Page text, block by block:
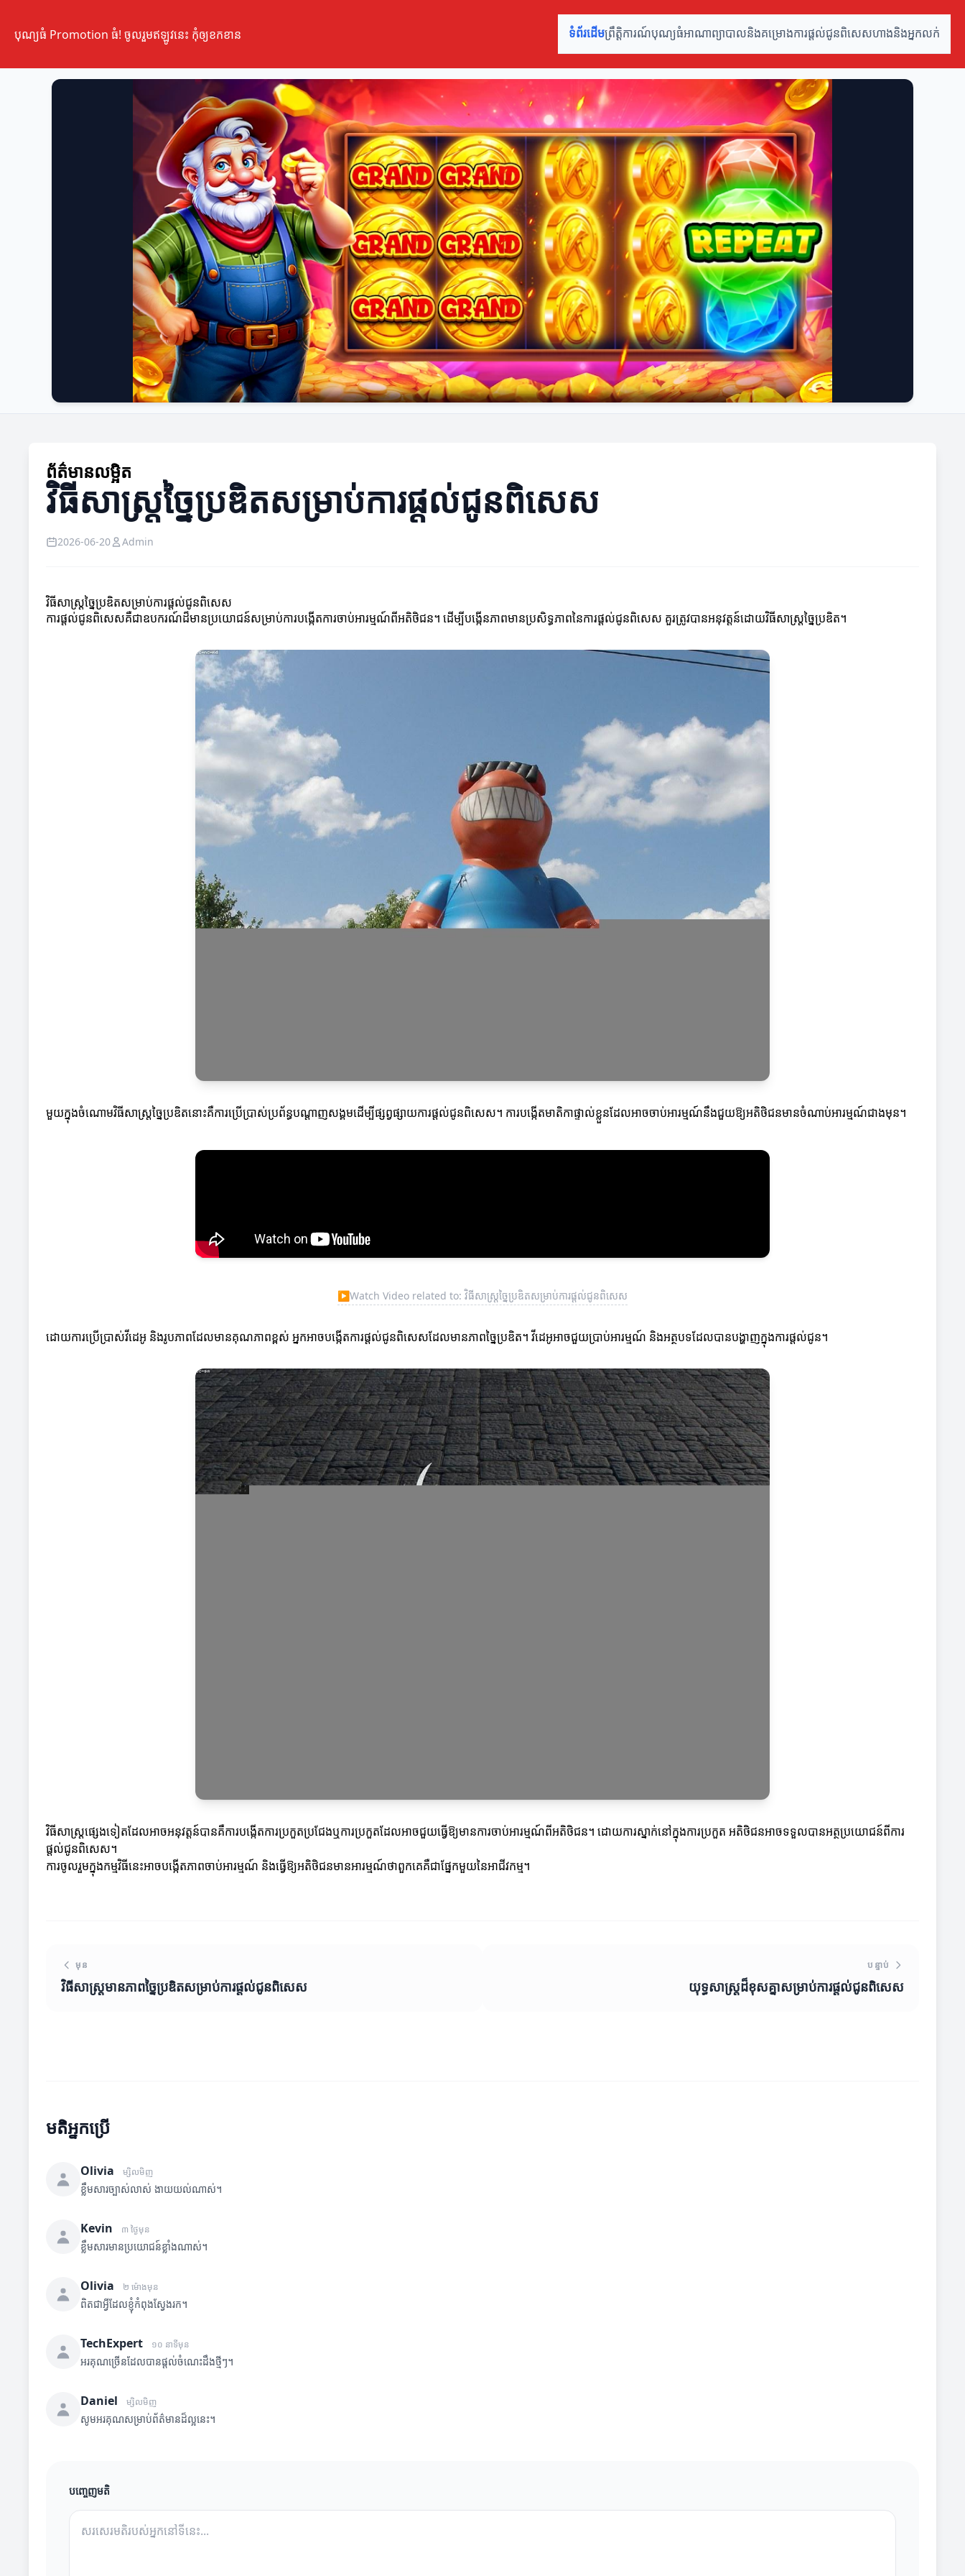
បុណ្យធំ Promotion ធំ! ចូលរួមឥឡូវនេះ កុំឲ្យខកខាន ទំព័រដើមព្រឹត្តិការណ៍បុណ្យធំអាណាព្យាបាលនិងគម្រោងការផ្តល់ជូនពិសេសហាងនិងអ្នកលក់
ព័ត៌មានលម្អិត
វិធីសាស្ត្រច្នៃប្រឌិតសម្រាប់ការផ្តល់ជូនពិសេស
2026-06-20 Admin
វិធីសាស្ត្រច្នៃប្រឌិតសម្រាប់ការផ្តល់ជូនពិសេស
ការផ្តល់ជូនពិសេសគឺជាឧបករណ៍ដ៏មានប្រយោជន៍សម្រាប់ការបង្កើតការចាប់អារម្មណ៍ពីអតិថិជន។ ដើម្បីបង្កើនភាពមានប្រសិទ្ធភាពនៃការផ្តល់ជូនពិសេស គួរត្រូវបានអនុវត្តន៍ដោយវិធីសាស្រ្តច្នៃប្រឌិត។
មួយក្នុងចំណោមវិធីសាស្ត្រច្នៃប្រឌិតនោះគឺការប្រើប្រាស់ប្រព័ន្ធបណ្ដាញសង្គមដើម្បីផ្សព្វផ្សាយការផ្តល់ជូនពិសេស។ ការបង្កើតមាតិកាផ្ទាល់ខ្លួនដែលអាចចាប់អារម្មណ៍នឹងជួយឱ្យអតិថិជនមានចំណាប់អារម្មណ៍ជាងមុន។
▶Watch Video related to: វិធីសាស្ត្រច្នៃប្រឌិតសម្រាប់ការផ្តល់ជូនពិសេស
ដោយការប្រើប្រាស់វីដេអូ និងរូបភាពដែលមានគុណភាពខ្ពស់ អ្នកអាចបង្កើតការផ្តល់ជូនពិសេសដែលមានភាពច្នៃប្រឌិត។ វីដេអូអាចជួយប្រាប់អារម្មណ៍ និងអត្ថបទដែលបានបង្ហាញក្នុងការផ្តល់ជូន។
វិធីសាស្ត្រផ្សេងទៀតដែលអាចអនុវត្តន៍បានគឺការបង្កើតការប្រកួតប្រជែងឬការប្រកួតដែលអាចជួយធ្វើឱ្យមានការចាប់អារម្មណ៍ពីអតិថិជន។ ដោយការស្នាក់នៅក្នុងការប្រកួត អតិថិជនអាចទទួលបានអត្ថប្រយោជន៍ពីការ
ផ្តល់ជូនពិសេស។
ការចូលរួមក្នុងកម្មវិធីនេះអាចបង្កើតភាពចាប់អារម្មណ៍ និងធ្វើឱ្យអតិថិជនមានអារម្មណ៍ថាពួកគេគឺជាផ្នែកមួយនៃអាជីវកម្ម។
មុន
វិធីសាស្រ្តមានភាពច្នៃប្រឌិតសម្រាប់ការផ្តល់ជូនពិសេស
បន្ទាប់
យុទ្ធសាស្ត្រដ៏ខុសគ្នាសម្រាប់ការផ្តល់ជូនពិសេស
មតិអ្នកប្រើ
Olivia ម្សិលមិញ
ខ្លឹមសារច្បាស់លាស់ ងាយយល់ណាស់។
Kevin ៣ ថ្ងៃមុន
ខ្លឹមសារមានប្រយោជន៍ខ្លាំងណាស់។
Olivia ២ ម៉ោងមុន
ពិតជាអ្វីដែលខ្ញុំកំពុងស្វែងរក។
TechExpert ១០ នាទីមុន
អរគុណច្រើនដែលបានផ្តល់ចំណេះដឹងថ្មីៗ។
Daniel ម្សិលមិញ
សូមអរគុណសម្រាប់ព័ត៌មានដ៏ល្អនេះ។
បញ្ចេញមតិ